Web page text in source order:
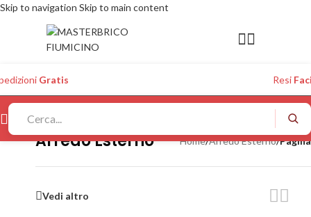
Skip to navigation Skip to main content
Gratis Resi
Arredo Esterno Home/Arredo Esterno/
Vedi altro